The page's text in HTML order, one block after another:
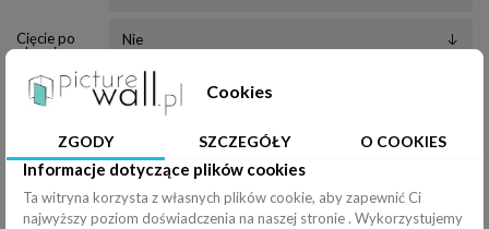
Cięcie po
obrysie
Rakla
Efekty
Rozciągnij
Poziomo (100%)
Cookies
ZGODY SZCZEGÓŁY O COOKIES
Informacje dotyczące plików cookies
Ta witryna korzysta z własnych plików cookie, aby zapewnić Ci
najwyższy poziom doświadczenia na naszej stronie . Wykorzystujemy